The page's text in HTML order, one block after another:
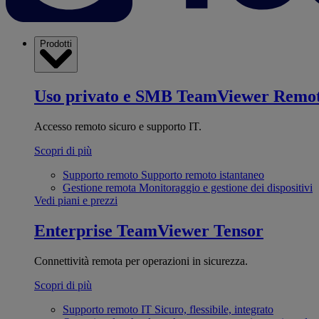
Prodotti
Uso privato e SMB TeamViewer
Accesso remoto sicuro e supporto IT.
Scopri di più
Supporto remoto Supporto remoto istantaneo
Gestione remota Monitoraggio e gestione dei dispositivi
Vedi piani e prezzi
Enterprise TeamViewer Tensor
Connettività remota per operazioni in sicurezza.
Scopri di più
Supporto remoto IT Sicuro, flessibile, integrato